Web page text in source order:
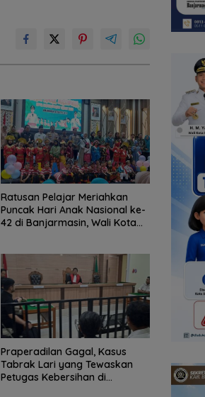
Ratusan Pelajar Meriahkan
Puncak Hari Anak Nasional ke-
42 di Banjarmasin, Wali Kota
Praperadilan Gagal, Kasus
Tabrak Lari yang Tewaskan
Petugas Kebersihan di